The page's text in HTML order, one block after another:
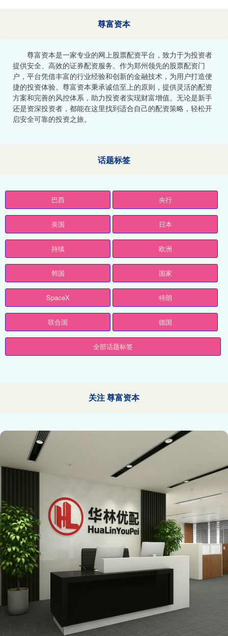
尊富资本
尊富资本是一家专业的网上股票配资平台，致力于为投资者
提供安全、高效的证券配资服务。作为郑州领先的股票配资门
户，平台凭借丰富的行业经验和创新的金融技术，为用户打造便
捷的投资体验。尊富资本秉承诚信至上的原则，提供灵活的配资
方案和完善的风控体系，助力投资者实现财富增值。无论是新手
还是资深投资者，都能在这里找到适合自己的配资策略，轻松开
启安全可靠的投资之旅。
话题标签
巴西 央行
美国 日本
持续 欧洲
韩国 国家
SpaceX 特朗
联合国 德国
全部话题标签
关注 尊富资本